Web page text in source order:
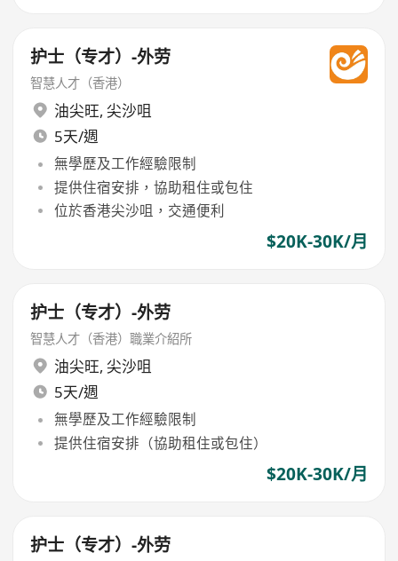
护士（专才）-外劳
智慧人才（香港）
油尖旺, 尖沙咀
5天/週
無學歷及工作經驗限制
提供住宿安排，協助租住或包住
位於香港尖沙咀，交通便利
$20K-30K/月
护士（专才）-外劳
智慧人才（香港）職業介紹所
油尖旺, 尖沙咀
5天/週
無學歷及工作經驗限制
提供住宿安排（協助租住或包住）
$20K-30K/月
护士（专才）-外劳